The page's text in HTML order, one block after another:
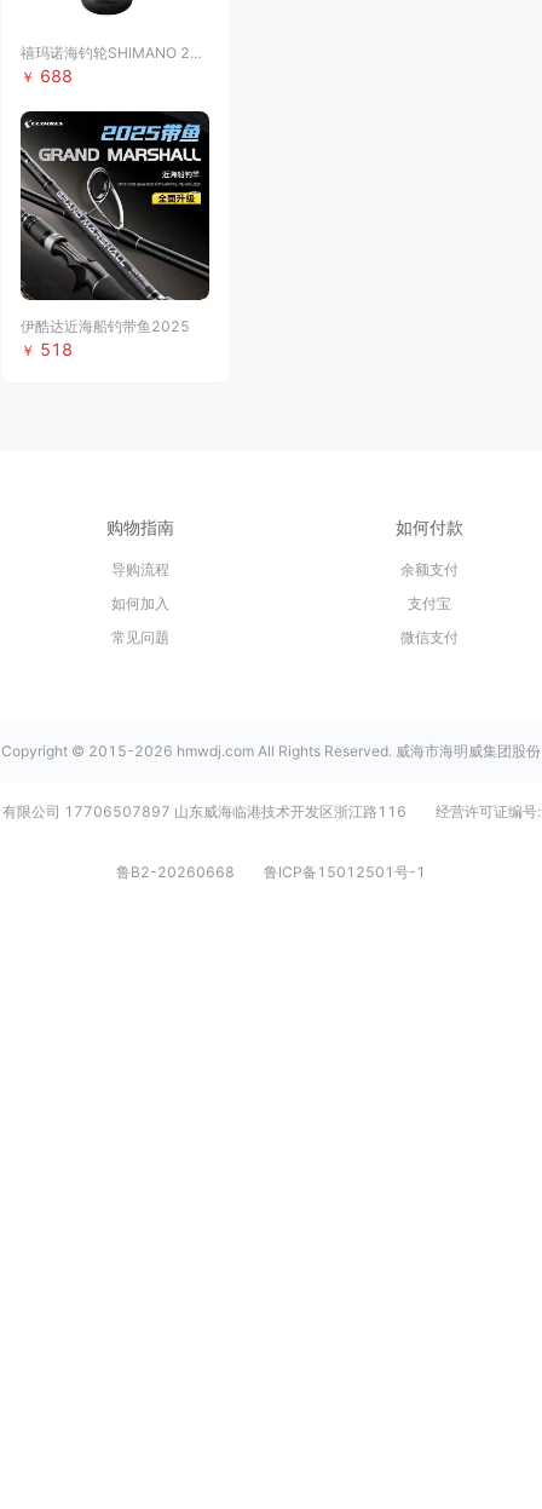
禧玛诺海钓轮SHIMANO 21 SPHEROS SW
￥ 688
伊酷达近海船钓带鱼2025
￥ 518
购物指南
导购流程
如何加入
常见问题
如何付款
余额支付
支付宝
微信支付
Copyright © 2015-2026 hmwdj.com All Rights Reserved. 威海市海明威集团股份
有限公司 17706507897 山东威海临港技术开发区浙江路116 经营许可证编号:
鲁B2-20260668 鲁ICP备15012501号-1